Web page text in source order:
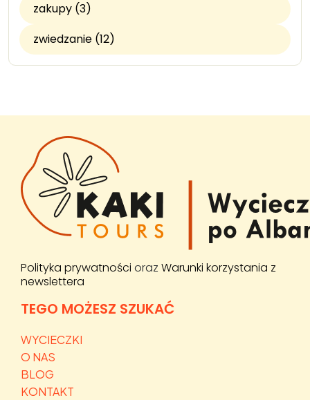
zakupy (3)
zwiedzanie (12)
Polityka prywatności oraz Warunki korzystania z
newslettera
TEGO MOŻESZ SZUKAĆ
WYCIECZKI
O NAS
BLOG
KONTAKT